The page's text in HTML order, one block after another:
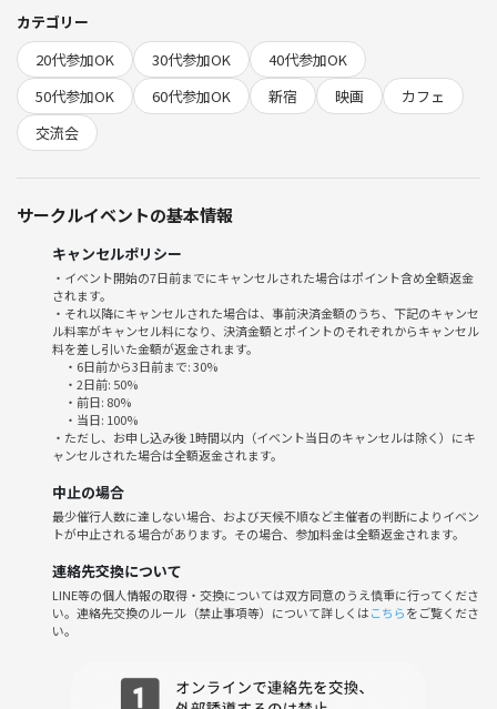
■日時・場所
2026.05.29（金）19:00~
（遅刻も大丈夫ですよ）
集まってくれた方同士で
小一時間程度、軽ーくお話ししましょう。
詳細は当日の15時くらいにお店をお伝えします
-----------------------------------
（追加情報）
【PITMIL 直近の映画関連イベントのご案内】
■日暮里のバーで映画のお話をしよう
【いまだけワンコイン500円】
2026年5月30日(土) 12:00〜15:30
詳細はこちら
https://tunagate.com/circle/200858/events/533341
-----------------------------------
◆ゆったりカフェ会（映画編）の流れ
・19:00 新宿駅西口のカフェに集合
・19:15 集まった方から自己紹介
・19:30 最近みた映画についてお話し。フリートークもしましょう。
カテゴリー
20代参加OK
30代参加OK
40代参加OK
50代参加OK
60代参加OK 新宿 映画
カフェ
交流会
サークルイベントの基本情報
キャンセルポリシー
・イベント開始の7日前までにキャンセルされた場合はポイント含め全額返金
されます。
・それ以降にキャンセルされた場合は、事前決済金額のうち、下記のキャンセ
ル料率がキャンセル料になり、決済金額とポイントのそれぞれからキャンセル
料を差し引いた金額が返金されます。
・6日前から3日前まで: 30%
・2日前: 50%
・前日: 80%
・当日: 100%
・ただし、お申し込み後 1時間以内（イベント当日のキャンセルは除く）にキ
ャンセルされた場合は全額返金されます。
中止の場合
最少催行人数に達しない場合、および天候不順など主催者の判断によりイベン
トが中止される場合があります。その場合、参加料金は全額返金されます。
連絡先交換について
LINE等の個人情報の取得・交換については双方同意のうえ慎重に行ってくださ
い。連絡先交換のルール（禁止事項等）について詳しくはこちらをご覧くださ
い。